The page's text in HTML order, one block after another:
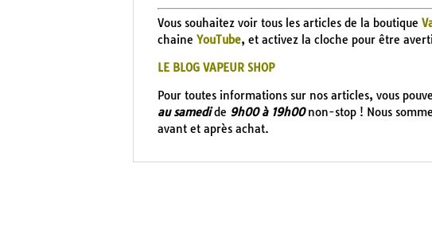
Vous souhaitez voir tous les articles de la boutique
chaine YouTube, et activez la cloche pour être
LE BLOG VAPEUR SHOP
Pour toutes informations sur nos articles, vous
au samedide 9h00 à 19h00non-stop ! Nous
avant et après achat.